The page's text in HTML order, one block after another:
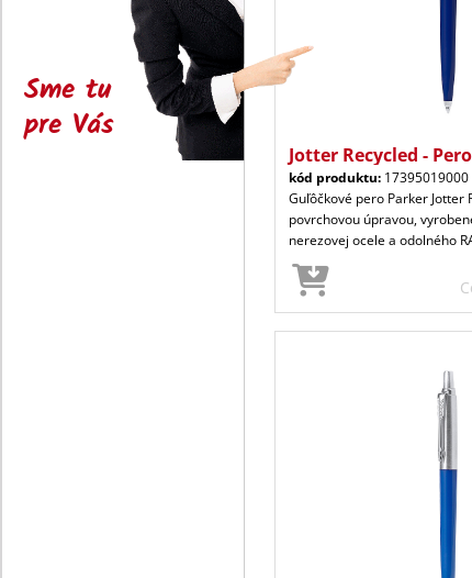
Sme tu
pre Vás
Jotter Recycled - Pero
kód produktu: 17395019000
Guľôčkové pero Parker Jotter
povrchovou úpravou,
nerezovej ocele a odolného